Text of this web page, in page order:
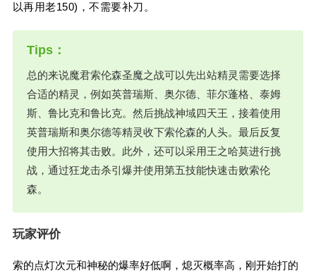
以再用老150)，不需要补刀。
总的来说魔君索伦森圣魔之战可以先出站精灵需要选择
合适的精灵，例如英普瑞斯、奥尔德、菲尔蓬格、泰姆
斯、鲁比克和鲁比克。然后挑战神域四天王，接着使用
英普瑞斯和奥尔德等精灵收下索伦森的人头。最后反复
使用大招将其击败。此外，还可以采用王之哈莫进行挑
战，通过狂龙击杀引爆并使用第五技能快速击败索伦
森。
玩家评价
索的点灯次元和神秘的爆率好低啊，熄灭概率高，刚开始打的